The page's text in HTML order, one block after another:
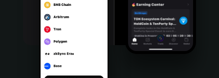
Português (Portugal)
Bahasa Indonesia
Português (Brasil)